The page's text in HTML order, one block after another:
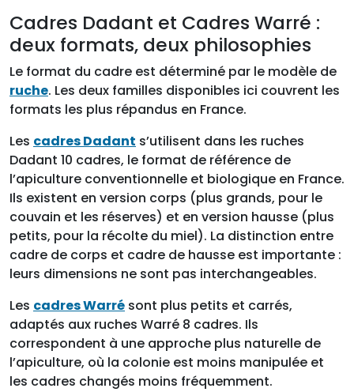
Cadres Dadant et Cadres Warré :
deux formats, deux philosophies
Le format du cadre est déterminé par le modèle de
ruche. Les deux familles disponibles ici couvrent les
formats les plus répandus en France.
Les cadres Dadant s’utilisent dans les ruches
Dadant 10 cadres, le format de référence de
l’apiculture conventionnelle et biologique en France.
Ils existent en version corps (plus grands, pour le
couvain et les réserves) et en version hausse (plus
petits, pour la récolte du miel). La distinction entre
cadre de corps et cadre de hausse est importante :
leurs dimensions ne sont pas interchangeables.
Les cadres Warré sont plus petits et carrés,
adaptés aux ruches Warré 8 cadres. Ils
correspondent à une approche plus naturelle de
l’apiculture, où la colonie est moins manipulée et
les cadres changés moins fréquemment.